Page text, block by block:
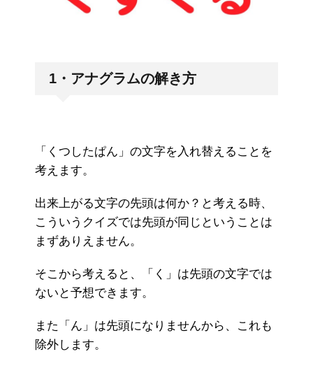
1・アナグラムの解き方
「くつしたぱん」の文字を入れ替えることを
考えます。
出来上がる文字の先頭は何か？と考える時、
こういうクイズでは先頭が同じということは
まずありえません。
そこから考えると、「く」は先頭の文字では
ないと予想できます。
また「ん」は先頭になりませんから、これも
除外します。